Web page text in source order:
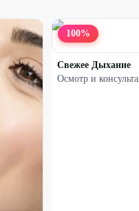
100%
Свежее Дыхание
Осмотр и